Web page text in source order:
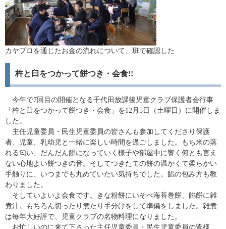
カヤプロを通じたお金の流れについて、班で確認した
杵と臼をつかって餅つき・会食!!
今年で7回目の開催となる千代田放課後児童クラブ保護者会行事
「杵と臼をつかって餅つき・会食」を12月5日（土曜日）に開催しま
した。
主任児童委員・民生児童委員の皆さんも参加してくださり保護
者、児童、乳幼児と一緒に楽しい時間を過ごしました。もち米の蒸
れる匂い、だんだん餅になっていく様子や部屋中に響く何とも言え
ない心地よい餅つきの音。そしてつきたての餅の温かくて柔らかい
手触りに、いつまでも丸めていたい気持ちでした。餡の包み方も教
わりました。
そしていよいよ会食です。きな粉餅にいそべ海苔巻餅、餡餅に雑
煮汁。もちろん切ったり煮たり手分けをして準備をしました。雑煮
は毎年大好評で、児童クラブの名物料理になりました。
お忙しいのに来て下さった主任児童委員・民生児童委員の皆様